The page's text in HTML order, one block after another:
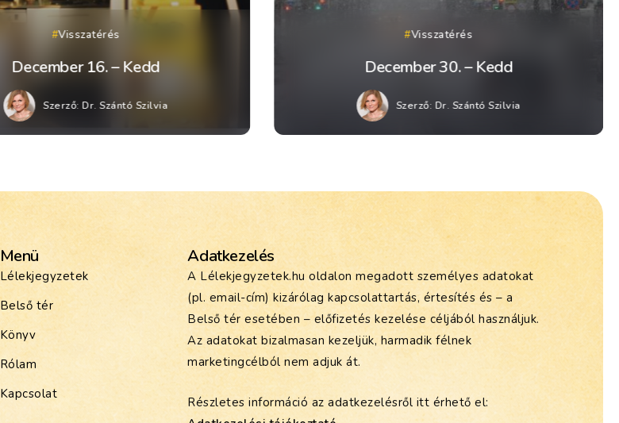
Visszatérés
December 16. – Kedd
Szerző: Dr. Szántó Szilvia
Visszatérés
December 30. – Kedd
Szerző: Dr. Szántó Szilvia
Menü
Lélekjegyzetek
Belső tér
Könyv
Rólam
Kapcsolat
Adatkezelés
A Lélekjegyzetek.hu oldalon megadott személyes adatokat
(pl. email-cím) kizárólag kapcsolattartás, értesítés és – a
Belső tér esetében – előfizetés kezelése céljából használjuk.
Az adatokat bizalmasan kezeljük, harmadik félnek
marketingcélból nem adjuk át.
Részletes információ az adatkezelésről itt érhető el: